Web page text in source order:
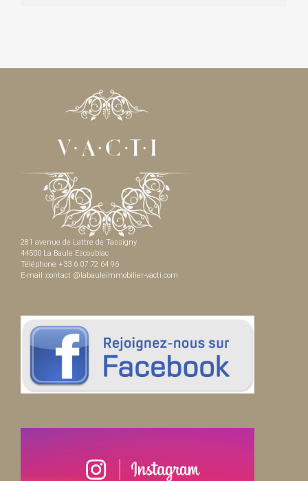
281 avenue de Lattre de Tassigny
44500 La Baule Escoublac
Téléphone +33 6 07 72 64 96
E-mail :contact @labauleimmobilier-vacti.com